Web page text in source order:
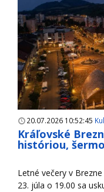
20.07.2026 10:52:45
Kráľovské
históriou,
Letné večery v
23. júla o 19.00 sa